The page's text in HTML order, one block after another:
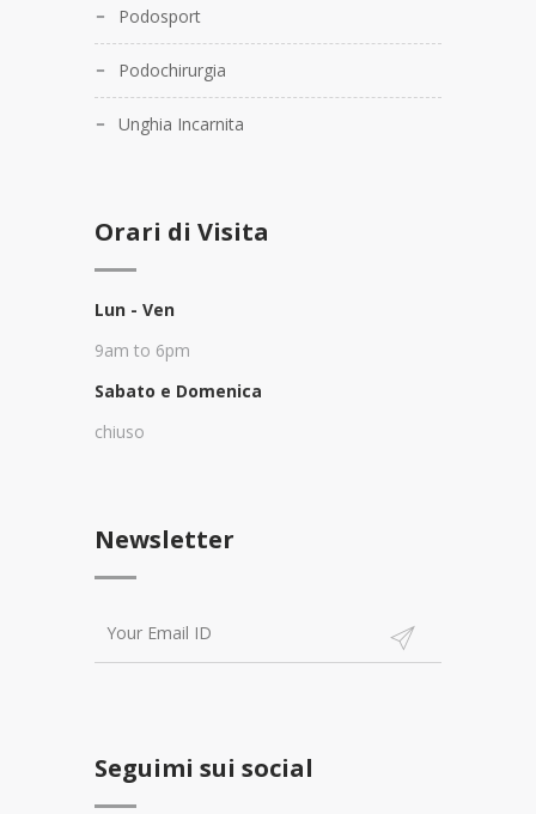
Podosport
Podochirurgia
Unghia Incarnita
Orari di Visita
Lun - Ven
9am to 6pm
Sabato e Domenica
chiuso
Newsletter
Seguimi sui social